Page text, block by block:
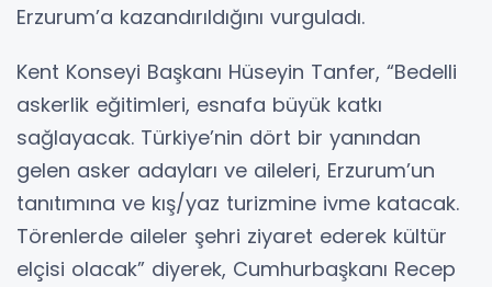
Erzurum’a kazandırıldığını vurguladı.
Kent Konseyi Başkanı Hüseyin Tanfer, “Bedelli
askerlik eğitimleri, esnafa büyük katkı
sağlayacak. Türkiye’nin dört bir yanından
gelen asker adayları ve aileleri, Erzurum’un
tanıtımına ve kış/yaz turizmine ivme katacak.
Törenlerde aileler şehri ziyaret ederek kültür
elçisi olacak” diyerek, Cumhurbaşkanı Recep